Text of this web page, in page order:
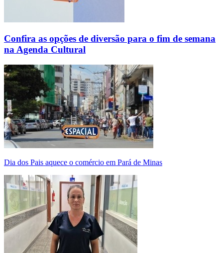
Confira as opções de diversão para o fim de semana
na Agenda Cultural
Dia dos Pais aquece o comércio em Pará de Minas